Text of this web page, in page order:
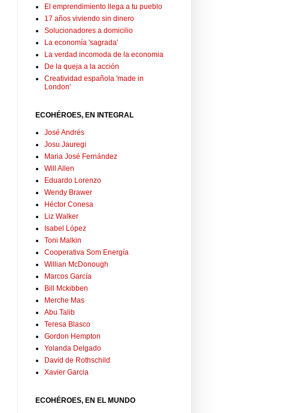
El emprendimiento llega a tu pueblo
17 años viviendo sin dinero
Solucionadores a domicilio
La economía 'sagrada'
La verdad incomoda de la economia
De la queja a la acción
Creatividad española 'made in
London'
ECOHÉROES, EN INTEGRAL
José Andrés
Josu Jauregi
Maria José Fernández
Will Allen
Eduardo Lorenzo
Wendy Brawer
Héctor Conesa
Liz Walker
Isabel López
Toni Malkin
Cooperativa Som Energía
Willian McDonough
Marcos García
Bill Mckibben
Merche Mas
Abu Talib
Teresa Blasco
Gordon Hempton
Yolanda Delgado
David de Rothschild
Xavier Garcia
ECOHÉROES, EN EL MUNDO